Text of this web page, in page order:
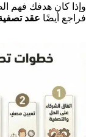
وإذا كان هدفك فهم
فراجع أيضًا عقد